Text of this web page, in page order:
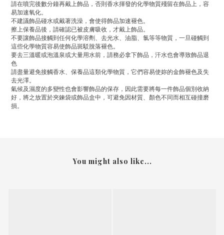
請在噴完後數分鐘再戴上飾品，否則香水揮發的化學物質殘留在飾品上，容
易加速氧化。
不建議飾品碰水或戴著洗澡，會使得飾品加速褪色。
擦上保養品後，請確認已被皮膚吸收，才戴上飾品。
不要讓飾品接觸到任何化學溶劑、去光水、油脂、氯等等物質，一旦碰觸到
這些化學物質容易使飾品斑駁脫落褪色。
要去三溫暖或泡溫泉或大量用水前，請務必拿下飾品，汗水也會導致飾品退
色
請盡量避免接觸香水、保養品這類化學物質，它們容易使妳的金飾褪色及失
去光澤。
氣候及濕度的多變性也會影響飾品的保存，因此需要將每一件飾品個別收納
好，將之放置於夾鍊袋或飾品盒中，可避免因材質、顏色不同而相互碰撞磨
損。
You might also like...